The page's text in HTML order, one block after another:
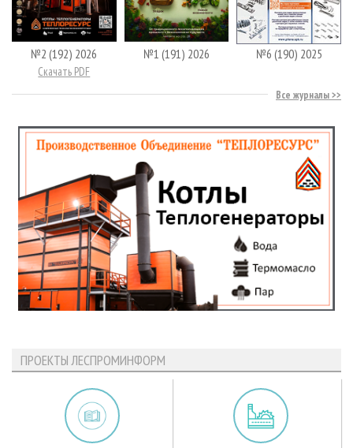
№2 (192) 2026
Скачать PDF
№1 (191) 2026 №6 (190) 2025
Все журналы
ПРОЕКТЫ ЛЕСПРОМИНФОРМ